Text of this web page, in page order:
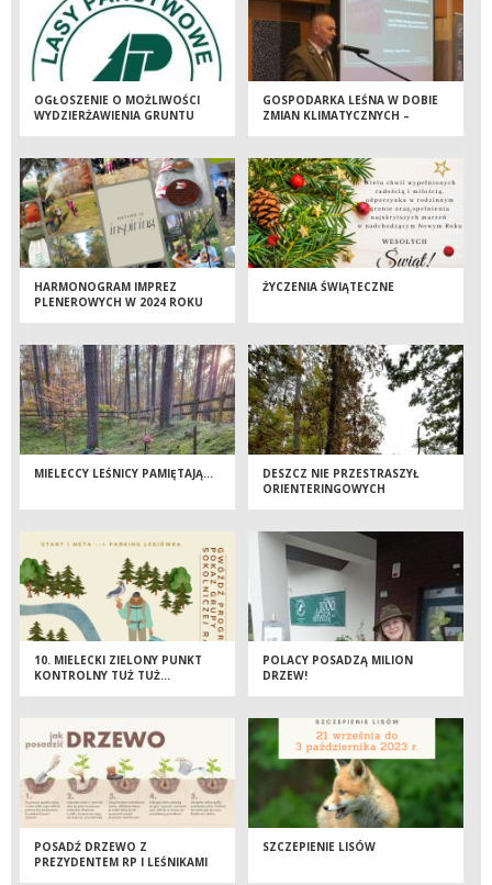
OGŁOSZENIE O MOŻLIWOŚCI
WYDZIERŻAWIENIA GRUNTU
GOSPODARKA LEŚNA W DOBIE
ZMIAN KLIMATYCZNYCH –
HARMONOGRAM IMPREZ
PLENEROWYCH W 2024 ROKU
ŻYCZENIA ŚWIĄTECZNE
MIELECCY LEŚNICY PAMIĘTAJĄ…
DESZCZ NIE PRZESTRASZYŁ
ORIENTERINGOWYCH
10. MIELECKI ZIELONY PUNKT
KONTROLNY TUŻ TUŻ…
POLACY POSADZĄ MILION
DRZEW!
POSADŹ DRZEWO Z
PREZYDENTEM RP I LEŚNIKAMI
SZCZEPIENIE LISÓW